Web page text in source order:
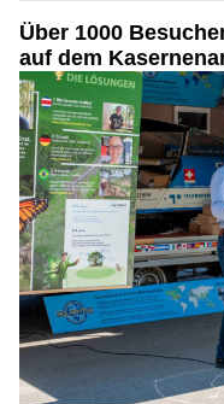
Über 1000
auf dem